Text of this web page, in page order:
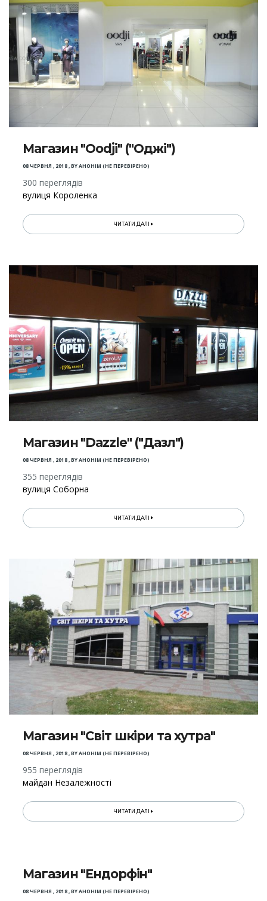
Магазин "Oodji" ("Оджі")
08 ЧЕРВНЯ , 2018,BYАНОНІМ (НЕ ПЕРЕВІРЕНО)
300 переглядів
вулиця Короленка
ЧИТАТИ ДАЛІ
Магазин "Dazzle" ("Дазл")
08 ЧЕРВНЯ , 2018,BYАНОНІМ (НЕ ПЕРЕВІРЕНО)
355 переглядів
вулиця Соборна
ЧИТАТИ ДАЛІ
Магазин "Світ шкіри та хутра"
08 ЧЕРВНЯ , 2018,BYАНОНІМ (НЕ ПЕРЕВІРЕНО)
955 переглядів
майдан Незалежності
ЧИТАТИ ДАЛІ
Магазин "Ендорфін"
08 ЧЕРВНЯ , 2018,BYАНОНІМ (НЕ ПЕРЕВІРЕНО)